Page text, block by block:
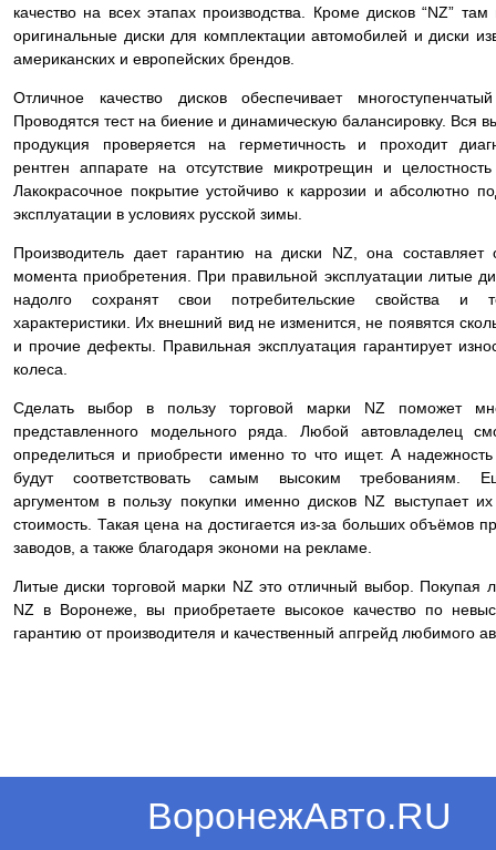
качество на всех этапах производства. Кроме дисков “NZ” там
оригинальные диски для комплектации автомобилей и диски
американских и европейских брендов.
Отличное качество дисков обеспечивает
Проводятся тест на биение и динамическую балансировку. Вся
продукция проверяется на герметичность и проходит
рентген аппарате на отсутствие микротрещин и целостность
Лакокрасочное покрытие устойчиво к каррозии и абсолютно
эксплуатации в условиях русской зимы.
Производитель дает гарантию на диски NZ, она составляет
момента приобретения. При правильной эксплуатации литые
надолго сохранят свои потребительские свойства и
характеристики. Их внешний вид не изменится, не появятся
и прочие дефекты. Правильная эксплуатация гарантирует
колеса.
Сделать выбор в пользу торговой марки NZ поможет
представленного модельного ряда. Любой автовладелец
определиться и приобрести именно то что ищет. А надежность
будут соответствовать самым высоким требованиям.
аргументом в пользу покупки именно дисков NZ выступает
стоимость. Такая цена на достигается из-за больших объёмов
заводов, а также благодаря экономи на рекламе.
Литые диски торговой марки NZ это отличный выбор. Покупая
NZ в Воронеже, вы приобретаете высокое качество по
гарантию от производителя и качественный апгрейд любимого
ВоронежАвто.RU